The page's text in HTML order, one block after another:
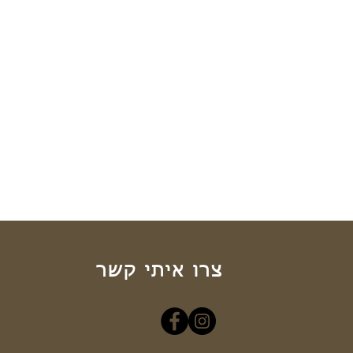
צרו איתי קשר